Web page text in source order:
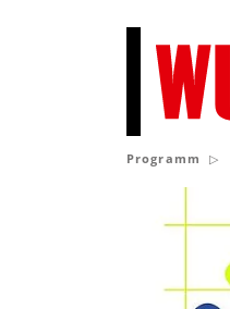
Programm